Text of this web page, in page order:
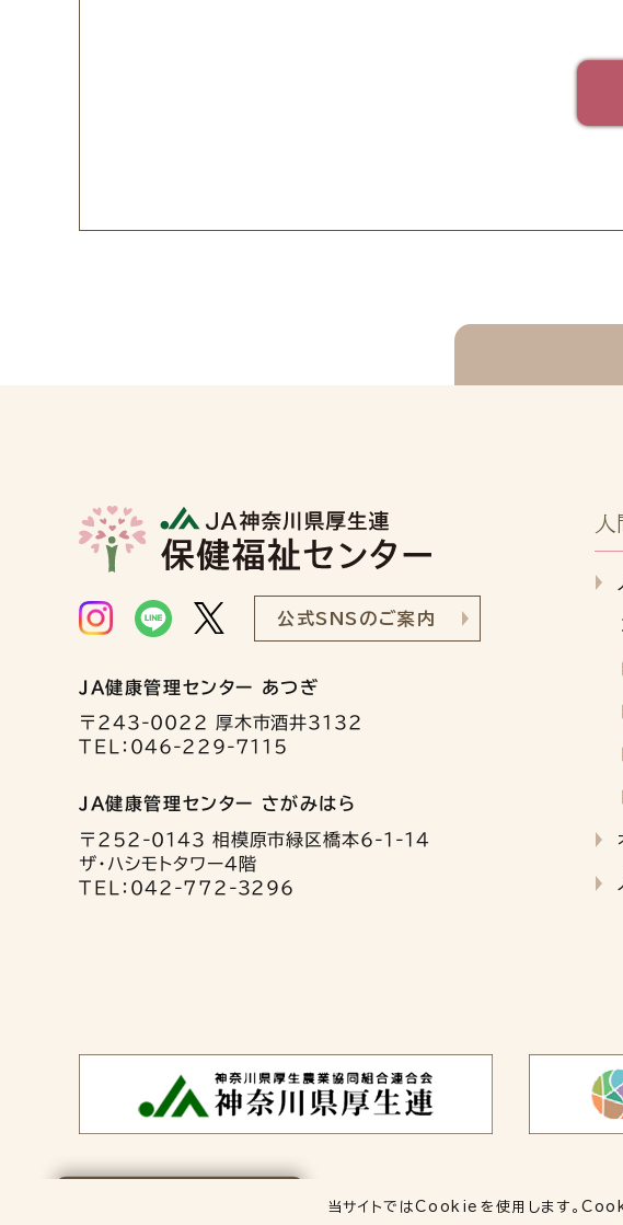
当サイトではCookieを使用します。
公式SNSのご案内
JA健康管理センター あつぎ
〒243-0022 厚木市酒井3132
TEL：046-229-7115
JA健康管理センター さがみはら
〒252-0143 相模原市緑区橋本6-1-14
ザ・ハシモトタワー4階
TEL：042-772-3296
人